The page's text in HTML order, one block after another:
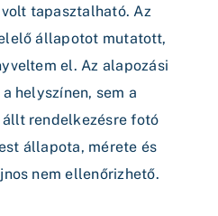
tapasztalható. Az
állapotot mutatott,
el. Az alapozási
helyszínen, sem a
rendelkezésre fotó
állapota, mérete és
nem ellenőrizhető.